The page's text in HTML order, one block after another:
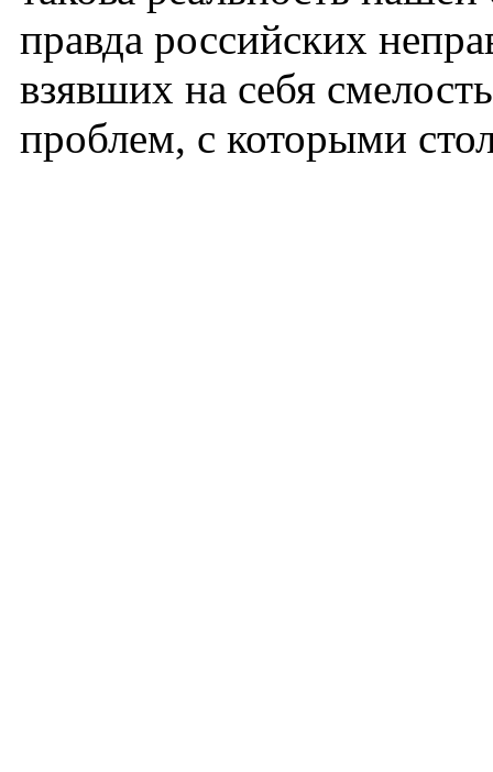
правда российских
взявших на себя
проблем, с которыми